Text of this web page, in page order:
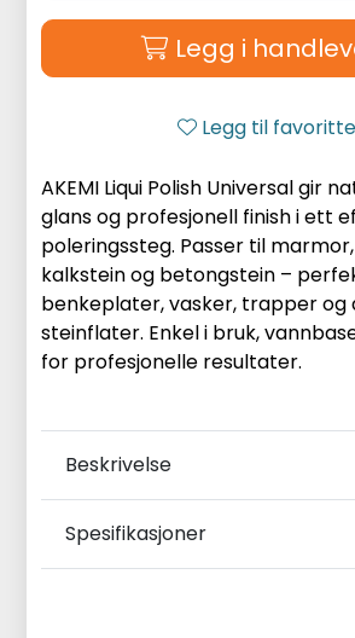
Legg i
Legg til
AKEMI Liqui Polish Universal gir
glans og profesjonell finish i ett
poleringssteg. Passer til
kalkstein og betongstein –
benkeplater, vasker, trapper
steinflater. Enkel i bruk,
for profesjonelle resultater.
Beskrivelse
Spesifikasjoner